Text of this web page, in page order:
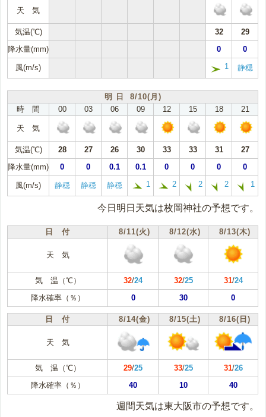
天 気
気温(℃) 32
29
降水量(mm)
0 0
風(m/s) 1 静穏
明 日 8/10(月)
時 間
00 03 06 09 12 15 18 21
天 気
気温(℃) 28 27 26 30 33 33 31
27
降水量(mm)
0 0 0.1 0.1 0 0 0 0
風(m/s) 静穏 静穏 静穏 1 2 2 2 1
今日明日天気は枚岡神社の予想です。
日 付 8/11(火) 8/12(水) 8/13(木)
天 気
気 温（℃） 32/24 32/25 31/24
降水確率（％）
0 30 0
日 付 8/14(金) 8/15(土) 8/16(日)
天 気
気 温（℃） 29/25 33/25 31/26
降水確率（％）
40 10 40
週間天気は東大阪市の予想です。